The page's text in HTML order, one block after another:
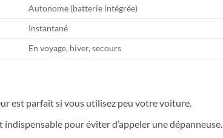
Autonome (batterie intégrée)
Instantané
En voyage, hiver, secours
est parfait si vous utilisez peu votre voiture.
pour éviter d’appeler une dépanneuse.